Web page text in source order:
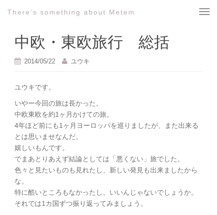
T
There’s something about Metem
中欧・東欧旅行 総括
2014/05/22 ユウキ
ユウキです。
いやー今回の旅は長かった。
中欧東欧を約1ヶ月かけての旅。
4年ほど前にも1ヶ月ヨーロッパを巡りましたが、また出来る
とは思いませなんだ。
嬉しいもんです。
でまあとりあえず結論としては「悪くない」旅でした。
色々と見たいものも見れたし、新しい発見も出来ましたから
な。
特に酷いところもなかったし、いいんじゃないでしょうか。
それでは1カ国ずつ振り返ってみましょう。